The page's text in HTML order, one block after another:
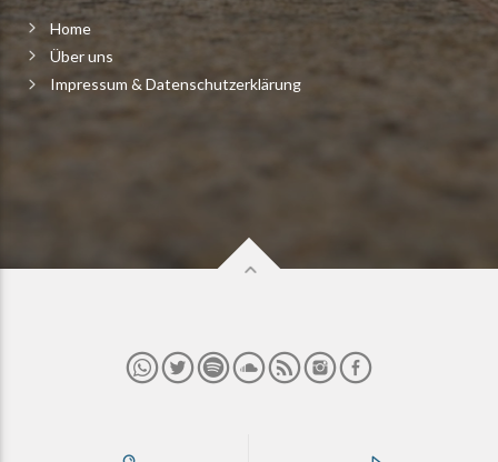
Home
Über uns
Impressum & Datenschutzerklärung